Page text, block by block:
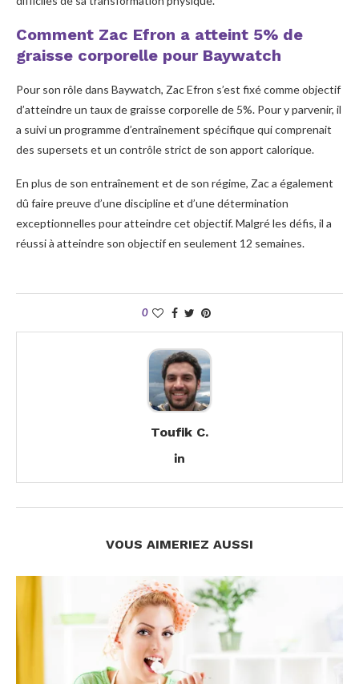
Comment Zac Efron a atteint 5% de
graisse corporelle pour Baywatch
Pour son rôle dans Baywatch, Zac Efron s’est fixé comme objectif
d’atteindre un taux de graisse corporelle de 5%. Pour y parvenir, il
a suivi un programme d’entraînement spécifique qui comprenait
des supersets et un contrôle strict de son apport calorique.
En plus de son entraînement et de son régime, Zac a également
dû faire preuve d’une discipline et d’une détermination
exceptionnelles pour atteindre cet objectif. Malgré les défis, il a
réussi à atteindre son objectif en seulement 12 semaines.
0
Toufik C.
VOUS AIMERIEZ AUSSI